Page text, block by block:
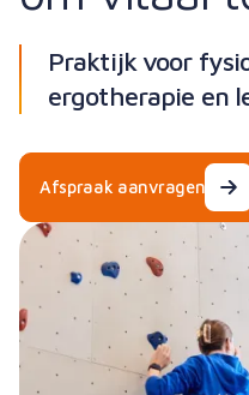
Praktijk voor
ergotherapie en
Afspraak aanvragen